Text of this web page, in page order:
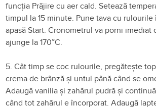
funcția Prăjire cu aer cald. Setează
timpul la 15 minute. Pune tava cu rulourile
apasă Start. Cronometrul va porni imediat
ajunge la 170°C.
5. Cât timp se coc rulourile, pregătește
crema de brânză și untul până când se
Adaugă vanilia și zahărul pudră și
când tot zahărul e încorporat. Adaugă